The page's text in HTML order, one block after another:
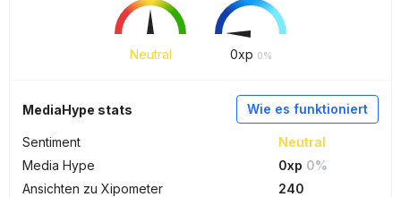
Neutral 0xp 0%
Wie es funktioniert
MediaHype stats
Sentiment
Neutral
Media Hype
0xp 0%
Ansichten zu Xipometer
240